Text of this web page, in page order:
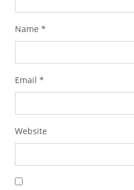
Name *
Email *
Website